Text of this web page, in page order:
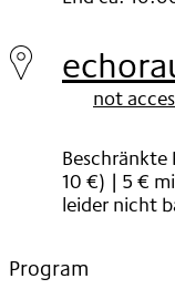
19.
Dec
not
10 €) | 5 €
leider nicht
Program